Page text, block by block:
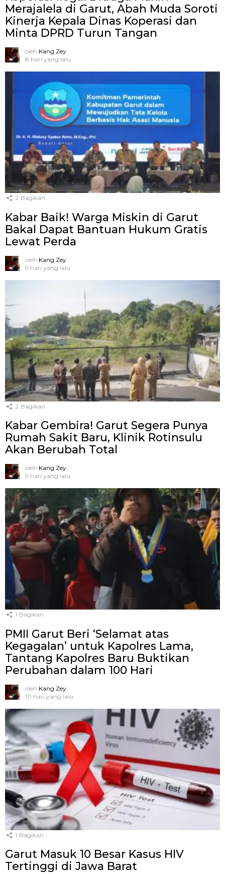
Merajalela di Garut, Abah Muda Soroti
Kinerja Kepala Dinas Koperasi dan
Minta DPRD Turun Tangan
oleh Kang Zey
8 hari yang lalu
2 Bagikan
Kabar Baik! Warga Miskin di Garut
Bakal Dapat Bantuan Hukum Gratis
Lewat Perda
oleh Kang Zey
9 hari yang lalu
2 Bagikan
Kabar Gembira! Garut Segera Punya
Rumah Sakit Baru, Klinik Rotinsulu
Akan Berubah Total
oleh Kang Zey
9 hari yang lalu
1 Bagikan
PMII Garut Beri ‘Selamat atas
Kegagalan’ untuk Kapolres Lama,
Tantang Kapolres Baru Buktikan
Perubahan dalam 100 Hari
oleh Kang Zey
10 hari yang lalu
1 Bagikan
Garut Masuk 10 Besar Kasus HIV
Tertinggi di Jawa Barat